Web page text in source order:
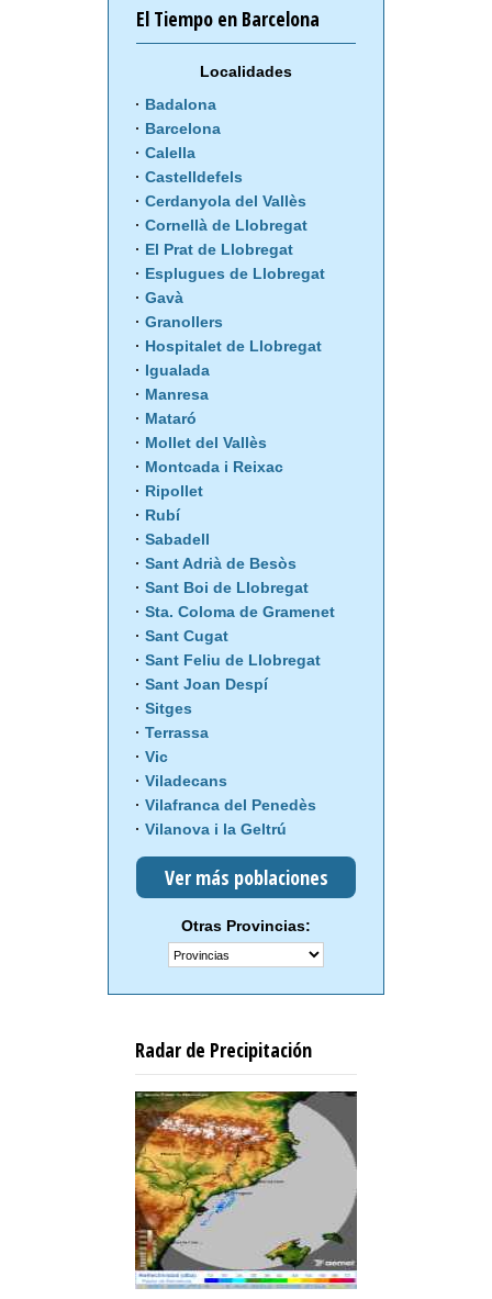
El Tiempo en Barcelona
Localidades
Badalona
Barcelona
Calella
Castelldefels
Cerdanyola del Vallès
Cornellà de Llobregat
El Prat de Llobregat
Esplugues de Llobregat
Gavà
Granollers
Hospitalet de Llobregat
Igualada
Manresa
Mataró
Mollet del Vallès
Montcada i Reixac
Ripollet
Rubí
Sabadell
Sant Adrià de Besòs
Sant Boi de Llobregat
Sta. Coloma de Gramenet
Sant Cugat
Sant Feliu de Llobregat
Sant Joan Despí
Sitges
Terrassa
Vic
Viladecans
Vilafranca del Penedès
Vilanova i la Geltrú
Ver más poblaciones
Otras Provincias:
Radar de Precipitación